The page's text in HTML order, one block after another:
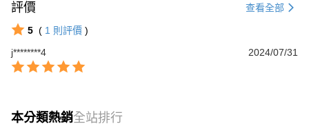
評價 查看全部
5 ( 1 則評價 )
j********4
2024/07/31
本分類熱銷全站排行